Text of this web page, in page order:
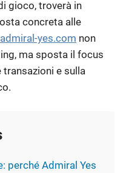
gioco, troverà in
concreta alle
admiral-yes.com non
ma sposta il focus
transazioni e sulla
perché Admiral Yes